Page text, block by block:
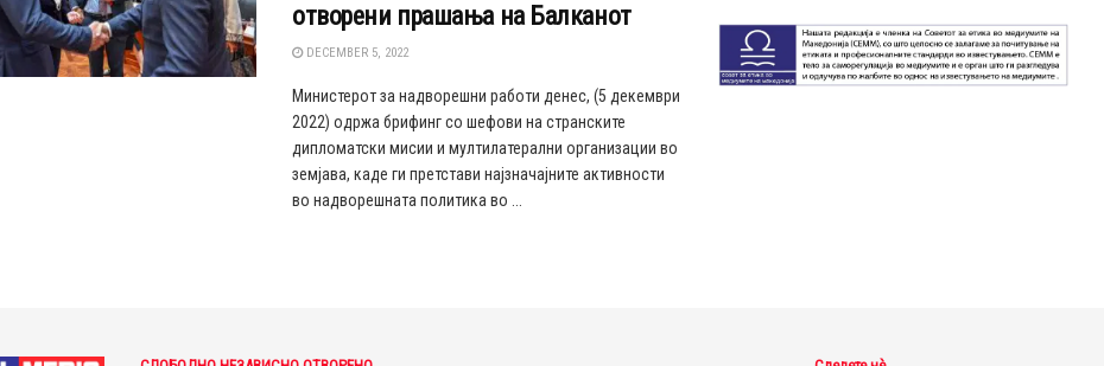
отворени прашања на Балканот
DECEMBER 5, 2022
Министерот за надворешни работи денес, (5 декември
2022) одржа брифинг со шефови на странските
дипломатски мисии и мултилатерални организации во
земјава, каде ги претстави најзначајните активности
во надворешната политика во ...